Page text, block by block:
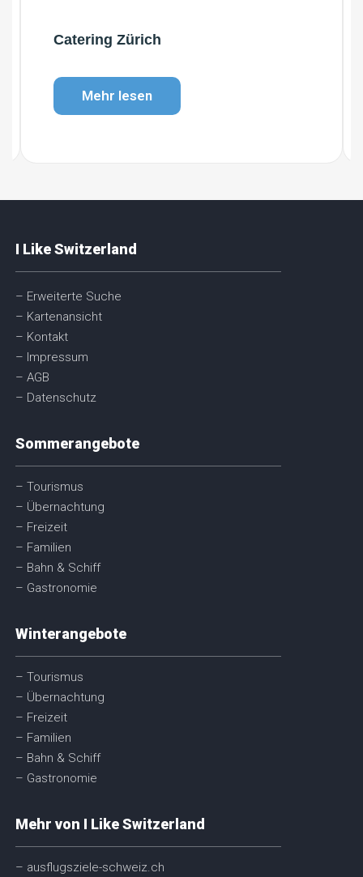
Catering Zürich
Mehr lesen
I Like Switzerland
– Erweiterte Suche
– Kartenansicht
– Kontakt
– Impressum
– AGB
– Datenschutz
Sommerangebote
– Tourismus
– Übernachtung
– Freizeit
– Familien
– Bahn & Schiff
– Gastronomie
Winterangebote
– Tourismus
– Übernachtung
– Freizeit
– Familien
– Bahn & Schiff
– Gastronomie
Mehr von I Like Switzerland
– ausflugsziele-schweiz.ch